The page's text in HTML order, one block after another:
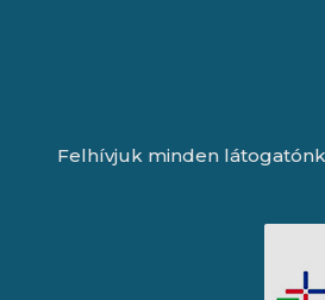
Felhívjuk minden